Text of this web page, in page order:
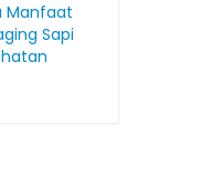
Manfaat
Sapi